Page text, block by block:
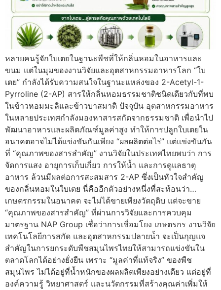
หลายคนรู้จักใบเตยในฐานะพืชที่ให้กลิ่นหอมในอาหารและ
ขนม แต่ในมุมของงานวิจัยและอุตสาหกรรมอาหารโลก “ใบ
เตย” กำลังได้รับความสนใจในฐานะแหล่งของ 2-Acetyl-1-
Pyrroline (2-AP) สารให้กลิ่นหอมธรรมชาติชนิดเดียวกับที่พบ
ในข้าวหอมมะลิและข้าวบาสมาติ ปัจจุบัน อุตสาหกรรมอาหาร
ในหลายประเทศกำลังมองหาสารสกัดจากธรรมชาติ เพื่อนำไป
พัฒนาอาหารและผลิตภัณฑ์มูลค่าสูง ทำให้การปลูกใบเตยใน
อนาคตอาจไม่ได้แข่งขันกันเพียง “ผลผลิตต่อไร่” แต่แข่งขันกัน
ที่ “คุณภาพของสารสำคัญ” งานวิจัยในประเทศไทยพบว่า การ
จัดการแสง อายุการเก็บเกี่ยว การให้น้ำ และการดูแลธาตุ
อาหาร ล้วนมีผลต่อการสะสมสาร 2-AP ซึ่งเป็นหัวใจสำคัญ
ของกลิ่นหอมในใบเตย นี่คืออีกตัวอย่างหนึ่งที่สะท้อนว่า…
เกษตรกรรมในอนาคต จะไม่ได้ขายเพียงวัตถุดิบ แต่จะขาย
“คุณภาพของสารสำคัญ” ที่ผ่านการวิจัยและการควบคุม
มาตรฐาน NAP Group เชื่อว่าการเชื่อมโยง เกษตรกร งานวิจัย
เทคโนโลยีการสกัด และอุตสาหกรรมปลายน้ำ จะเป็นกุญแจ
สำคัญในการยกระดับพืชสมุนไพรไทยให้สามารถแข่งขันใน
ตลาดโลกได้อย่างยั่งยืน เพราะ “มูลค่าที่แท้จริง” ของพืช
สมุนไพร ไม่ได้อยู่ที่น้ำหนักของผลผลิตเพียงอย่างเดียว แต่อยู่ที่
องค์ความรู้ วิทยาศาสตร์ และนวัตกรรมที่สร้างคุณค่าเพิ่มให้